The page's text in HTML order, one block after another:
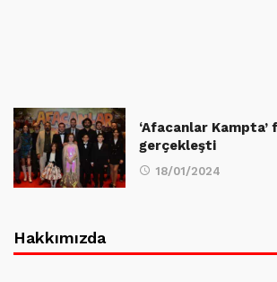
‘Afacanlar Kampta’
gerçekleşti
18/01/2024
Hakkımızda